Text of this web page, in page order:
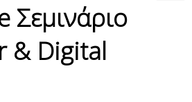
Σεμινάριο
& Digital